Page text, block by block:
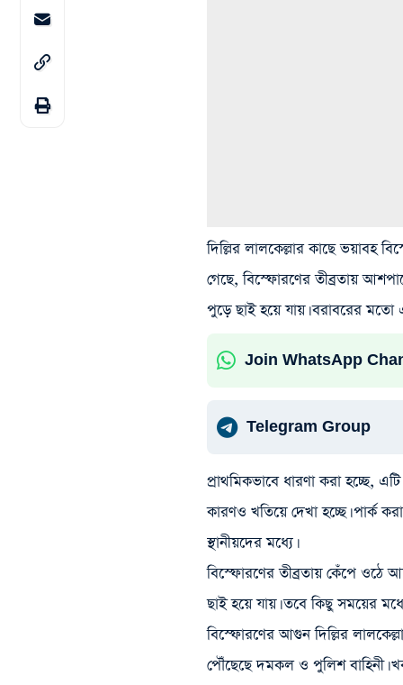
দিল্লির লালকেল্লার কাছে ভয়াবহ
গেছে, বিস্ফোরণের তীব্রতায়
পুড়ে ছাই হয়ে যায়। বরাবরের মতো
Join WhatsApp
Telegram Group
প্রাথমিকভাবে ধারণা করা হচ্ছে,
কারণও খতিয়ে দেখা হচ্ছে। পার্ক
স্থানীয়দের মধ্যে।
বিস্ফোরণের তীব্রতায় কেঁপে ওঠে
ছাই হয়ে যায়। তবে কিছু সময়ের
বিস্ফোরণের আগুন দিল্লির
পৌঁছেছে দমকল ও পুলিশ